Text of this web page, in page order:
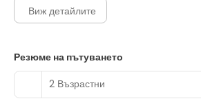
Виж детайлите
Резюме на пътуването
2 Възрастни